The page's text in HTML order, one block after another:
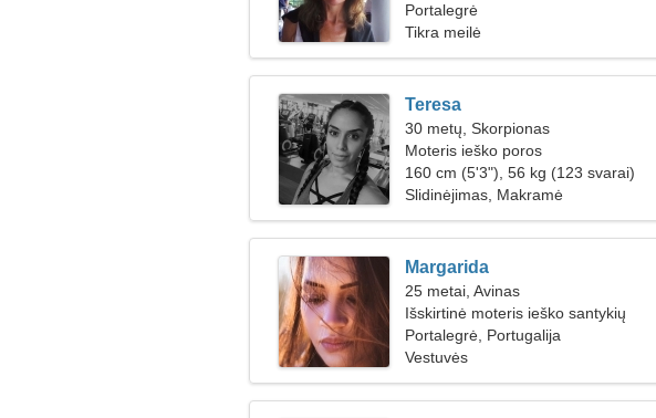
Portalegrė
Tikra meilė
Teresa
30 metų, Skorpionas
Moteris ieško poros
160 cm (5'3"), 56 kg (123 svarai)
Slidinėjimas, Makramė
Margarida
25 metai, Avinas
Išskirtinė moteris ieško santykių
Portalegrė, Portugalija
Vestuvės